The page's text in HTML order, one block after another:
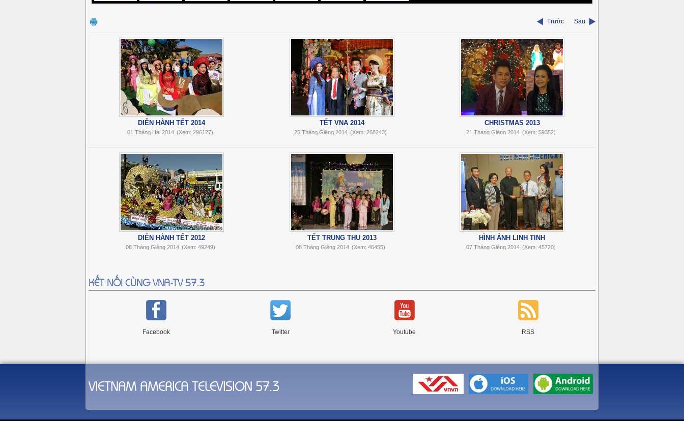
Trước Sau
DIỄN HÀNH TẾT 2014
01 Tháng Hai 2014 (Xem: 296127)
TẾT VNA 2014
25 Tháng Giêng 2014 (Xem: 268243)
CHRISTMAS 2013
21 Tháng Giêng 2014 (Xem: 59352)
DIỄN HÀNH TẾT 2012
08 Tháng Giêng 2014 (Xem: 49249)
TẾT TRUNG THU 2013
08 Tháng Giêng 2014 (Xem: 46455)
HÌNH ẢNH LINH TINH
07 Tháng Giêng 2014 (Xem: 45720)
KẾT NỐI CÙNG VNA-TV 57.3
Facebook Twitter Youtube RSS
VIETNAM AMERICA TELEVISION 57.3